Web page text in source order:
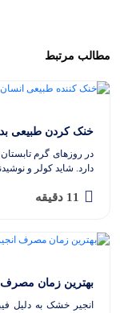
مطالب مرتبط
‫خنک کردن طبیعی
در روزهای گرم
دارد. شاید کولر و
11 دقیقه
بهترین زمان
انجیر خشک به دلیل